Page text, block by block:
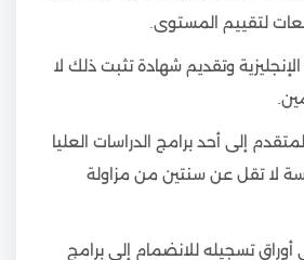
لتقييم المستوى.
وتقديم شهادة تثبت ذلك لا
إلى أحد برامج الدراسات العليا
لا تقل عن سنتين من مزاولة
تسجيله للانضمام إلى برامج